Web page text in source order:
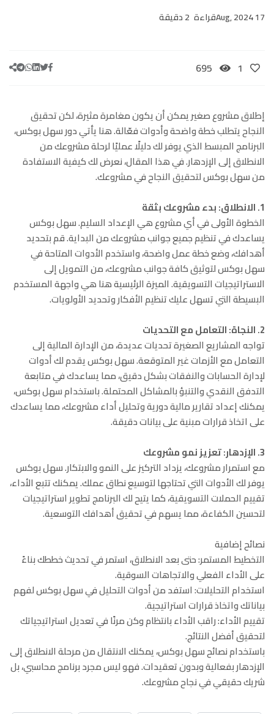
17 Aug, 2024
قراءة 2 دقيقة
إطلاق مشروع صغير يمكن أن يكون مغامرة مثيرة، لكن تحقيق
النجاح يتطلب خطة واضحة وأدوات فعّالة. هنا يأتي دور سهل بوكس،
البرنامج المبسط الذي يوفر لك دليلًا عمليًا لرحلة مشروعك من
الانطلاق إلى الإزدهار. في هذا المقال، نعرض لك كيفية الاستفادة
من سهل بوكس لتحقيق النجاح في مشروعك.
1. الانطلاق: بدء مشروعك بثقة
الخطوة الأولى في أي مشروع هي الإعداد السليم. سهل بوكس
يساعدك في تنظيم جميع جوانب مشروعك من البداية. قم بتحديد
أهدافك، وضع خطة عمل واضحة، واستخدم الأدوات المتاحة في
سهل بوكس لتوثيق كافة جوانب مشروعك، من التمويل إلى
الاستراتيجيات التسويقية. الميزة الرئيسية هنا هي واجهة المستخدم
البسيطة التي تسهل عليك تنظيم الأفكار وتحديد الأولويات.
2. النجاة: التعامل مع التحديات
تواجه المشاريع الصغيرة تحديات عديدة، من الإدارة المالية إلى
التعامل مع الأزمات غير المتوقعة. سهل بوكس يقدم لك أدوات
لإدارة الحسابات والنفقات بشكل دقيق، مما يساعدك في متابعة
التدفق النقدي والتنبؤ بالمشاكل المحتملة. باستخدام سهل بوكس،
يمكنك إعداد تقارير مالية دورية وتحليل أداء مشروعك، مما يساعدك
على اتخاذ قرارات مبنية على بيانات دقيقة.
3. الإزدهار: تعزيز نمو مشروعك
مع استمرار مشروعك، يزداد التركيز على النمو والابتكار. سهل بوكس
يوفر لك الأدوات التي تحتاجها لتوسيع نطاق عملك. يمكنك تتبع الأداء،
تقييم الحملات التسويقية، كما يتيح لك البرنامج تطوير استراتيجيات
لتحسين الكفاءة، مما يسهم في تحقيق أهدافك التوسعية.
نصائح إضافية
التخطيط المستمر: حتى بعد الانطلاق، استمر في تحديث خططك بناءً
على الأداء الفعلي والاتجاهات السوقية.
استخدام التحليلات: استفد من أدوات التحليل في سهل بوكس لفهم
بياناتك واتخاذ قرارات استراتيجية.
تقييم الأداء: راقب الأداء بانتظام وكن مرنًا في تعديل استراتيجياتك
لتحقيق أفضل النتائج.
باستخدام نصائح سهل بوكس، يمكنك الانتقال من مرحلة الانطلاق إلى
الإزدهار بفعالية وبدون تعقيدات. فهو ليس مجرد برنامج محاسبي، بل
شريك حقيقي في نجاح مشروعك.
1
695